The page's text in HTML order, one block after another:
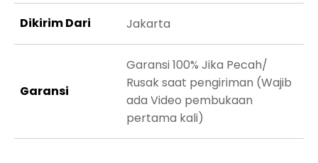
Dikirim Dari Jakarta
Garansi
Garansi 100% Jika Pecah/
Rusak saat pengiriman (Wajib
ada Video pembukaan
pertama kali)